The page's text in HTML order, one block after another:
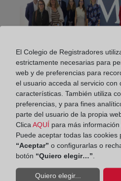
El Colegio de Registradores
estrictamente necesarias para
web y de preferencias para
el usuario acceda al servicio con
características. También utiliza
preferencias, y para fines
parte del usuario de la propia
Clica AQUÍ para más información
Puede aceptar todas las cookies
“Aceptar” o configurarlas o
botón “Quiero elegir…”
Quiero elegir...